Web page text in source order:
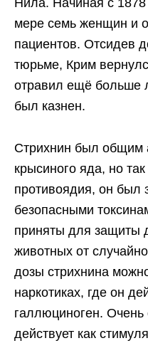
Нила. Начиная с
мере семь женщин и
пациентов. Отсидев
тюрьме, Крим
отравил ещё больше
был казнен.
Стрихнин был общим
крысиного яда, но
противоядия, он был
безопасными
приняты для защиты
животных от
дозы стрихнина
наркотиках, где он
галлюциноген.
действует как